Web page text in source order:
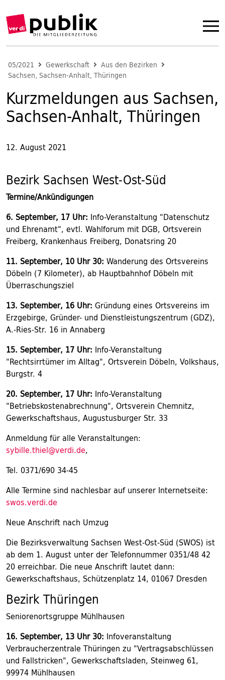
05/2021 Gewerkschaft
Aus den Bezirken
Sachsen, Sachsen-Anhalt, Thüringen
Kurzmeldungen aus Sachsen,
Sachsen-Anhalt, Thüringen
12. August 2021
Bezirk Sachsen West-Ost-Süd
Termine/Ankündigungen
6. September, 17 Uhr: Info-Veranstaltung "Datenschutz
und Ehrenamt", evtl. Wahlforum mit DGB, Ortsverein
Freiberg, Krankenhaus Freiberg, Donatsring 20
11. September, 10 Uhr 30: Wanderung des Ortsvereins
Döbeln (7 Kilometer), ab Hauptbahnhof Döbeln mit
Überraschungsziel
13. September, 16 Uhr: Gründung eines Ortsvereins im
Erzgebirge, Gründer- und Dienstleistungszentrum (GDZ),
A.-Ries-Str. 16 in Annaberg
15. September, 17 Uhr: Info-Veranstaltung
"Rechtsirrtümer im Alltag", Ortsverein Döbeln, Volkshaus,
Burgstr. 4
20. September, 17 Uhr: Info-Veranstaltung
"Betriebskostenabrechnung", Ortsverein Chemnitz,
Gewerkschaftshaus, Augustusburger Str. 33
Anmeldung für alle Veranstaltungen:
sybille.thiel@verdi.de,
Tel. 0371/690 34-45
Alle Termine sind nachlesbar auf unserer Internetseite:
swos.verdi.de
Neue Anschrift nach Umzug
Die Bezirksverwaltung Sachsen West-Ost-Süd (SWOS) ist
ab dem 1. August unter der Telefonnummer 0351/48 42
20 erreichbar. Die neue Anschrift lautet dann:
Gewerkschaftshaus, Schützenplatz 14, 01067 Dresden
Bezirk Thüringen
Seniorenortsgruppe Mühlhausen
16. September, 13 Uhr 30: Infoveranstaltung
Verbraucherzentrale Thüringen zu "Vertragsabschlüssen
und Fallstricken", Gewerkschaftsladen, Steinweg 61,
99974 Mühlhausen